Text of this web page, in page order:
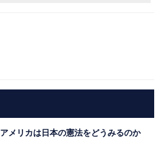
アメリカは日本の憲法をどうみるのか